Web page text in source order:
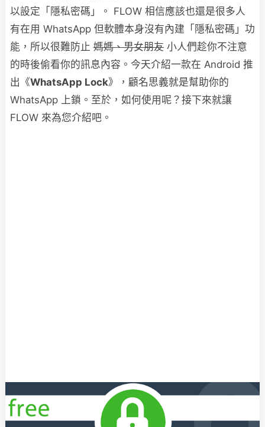
以設定「隱私密碼」。 FLOW 相信應該也還是很多人
有在用 WhatsApp 但軟體本身沒有內建「隱私密碼」功
能，所以很難防止 媽媽、男女朋友 小人們趁你不注意
的時後偷看你的訊息內容。今天介紹一款在 Android 推
出《WhatsApp Lock》，顧名思義就是幫助你的
WhatsApp 上鎖。至於，如何使用呢？接下來就讓
FLOW 來為您介紹吧。